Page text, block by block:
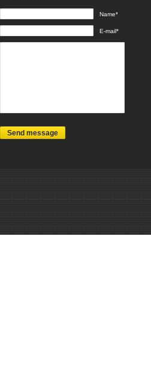
Name*
E-mail*
Send message